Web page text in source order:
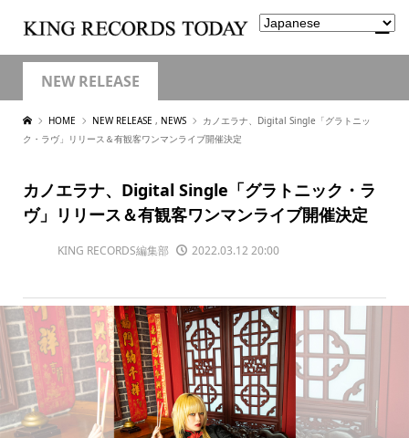
NEW RELEASE
HOME NEW RELEASE , NEWS
カノエラナ、Digital Single「グラトニッ
ク・ラヴ」リリース＆有観客ワンマンライブ開催決定
カノエラナ、Digital Single「グラトニック・ラ
ヴ」リリース＆有観客ワンマンライブ開催決定
KING RECORDS編集部 2022.03.12 20:00